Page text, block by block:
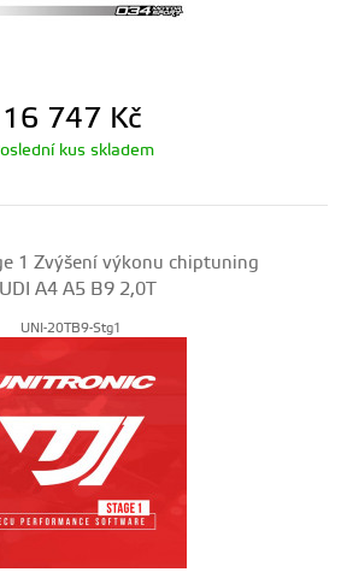
16 747 Kč
kus skladem
1 Zvýšení výkonu chiptuning
A4 A5 B9 2,0T
UNI-20TB9-Stg1